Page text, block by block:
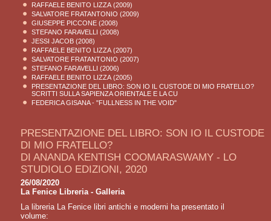
RAFFAELE BENITO LIZZA (2009)
SALVATORE FRATANTONIO (2009)
GIUSEPPE PICCONE (2008)
STEFANO FARAVELLI (2008)
JESSI JACOB (2008)
RAFFAELE BENITO LIZZA (2007)
SALVATORE FRATANTONIO (2007)
STEFANO FARAVELLI (2006)
RAFFAELE BENITO LIZZA (2005)
PRESENTAZIONE DEL LIBRO: SON IO IL CUSTODE DI MIO FRATELLO?
SCRITTI SULLA SAPIENZA ORIENTALE E LA CU
FEDERICA GISANA - "FULLNESS IN THE VOID"
PRESENTAZIONE DEL LIBRO: SON IO IL CUSTODE
DI MIO FRATELLO?
DI ANANDA KENTISH COOMARASWAMY - LO
STUDIOLO EDIZIONI, 2020
26/08/2020
La Fenice Libreria - Galleria
La libreria La Fenice libri antichi e moderni ha presentato il
volume: